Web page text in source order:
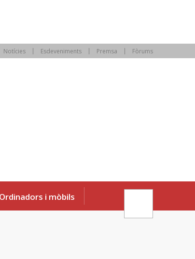
Notícies Esdeveniments Premsa Fòrums
Ordinadors i mòbils